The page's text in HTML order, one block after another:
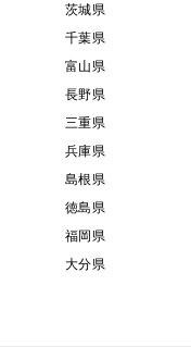
茨城県
千葉県
富山県
長野県
三重県
兵庫県
島根県
徳島県
福岡県
大分県